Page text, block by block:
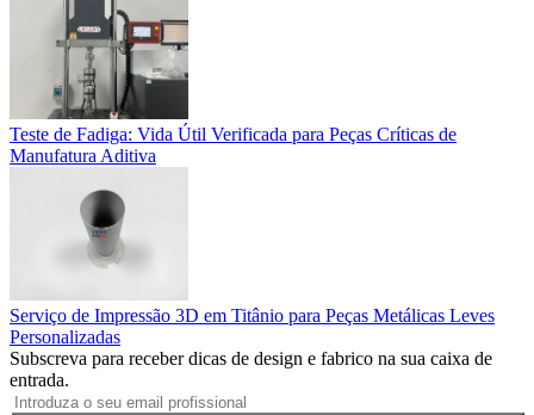
Teste de Fadiga: Vida Útil Verificada para Peças Críticas de
Manufatura Aditiva
Serviço de Impressão 3D em Titânio para Peças Metálicas Leves
Personalizadas
Subscreva para receber dicas de design e fabrico na sua caixa de
entrada.